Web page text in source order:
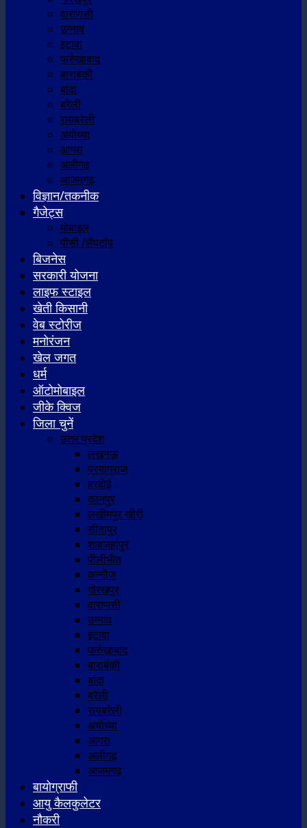
वाराणसी
उन्नाव
इटावा
फर्रुखाबाद
बाराबंकी
बांदा
बरेली
रायबरेली
अयोध्या
आगरा
अलीगढ़
आजमगढ़
विज्ञान/तकनीक
गैजेट्स
मोबाइल
पीसी /लैपटॉप
बिजनेस
सरकारी योजना
लाइफ स्टाइल
खेती किसानी
वेब स्टोरीज
मनोरंजन
खेल जगत
धर्म
ऑटोमोबाइल
जीके क्विज
जिला चुनें
उत्तर प्रदेश
लखनऊ
प्रयागराज
हरदोई
कानपुर
लखीमपुर खीरी
सीतापुर
शाहजहांपुर
पीलीभीत
कन्नौज
गोरखपुर
वाराणसी
उन्नाव
इटावा
फर्रुखाबाद
बाराबंकी
बांदा
बरेली
रायबरेली
अयोध्या
आगरा
अलीगढ़
आजमगढ़
बायोग्राफी
आयु कैलकुलेटर
नौकरी